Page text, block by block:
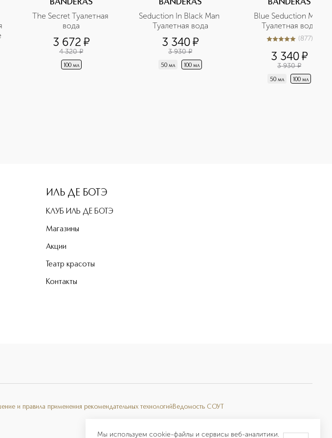
Мы используем cookie-файлы и сервисы веб-аналитики.
BANDERAS
The Secret Туалетная
вода
3 672 ¤
4 320 ¤
100 мл
BANDERAS
Seduction In Black Man
Туалетная вода
3 340¤
3 930 ¤
50 мл 100 мл
BANDERAS
Blue Seduction Man
Туалетная вода
5из 5877 (877)
3 340¤
3 930 ¤
50 мл 100 мл
ИЛЬ ДЕ БОТЭ
КЛУБ ИЛЬ ДЕ БОТЭ
Магазины
Акции
Театр красоты
Контакты
и правила применения рекомендательных технологий Ведомость СОУТ